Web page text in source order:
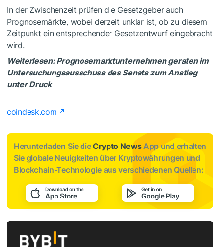
In der Zwischenzeit prüfen die Gesetzgeber auch
Prognosemärkte, wobei derzeit unklar ist, ob zu diesem
Zeitpunkt ein entsprechender Gesetzentwurf eingebracht
wird.
Weiterlesen: Prognosemarktunternehmen geraten im
Untersuchungsausschuss des Senats zum Anstieg
unter Druck
coindesk.com
Herunterladen Sie dieCrypto NewsApp und erhalten
Sie globale Neuigkeiten über Kryptowährungen und
Blockchain-Technologie aus verschiedenen Quellen: